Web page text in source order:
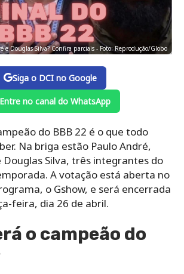
Douglas Silva? Confira parciais - Foto: Reprodução/Globo
Siga o DCI no Google
no canal do WhatsApp
do BBB 22 é o que todo
Na briga estão Paulo André,
Silva, três integrantes do
A votação está aberta no
o Gshow, e será encerrada
feira, dia 26 de abril.
o campeão do